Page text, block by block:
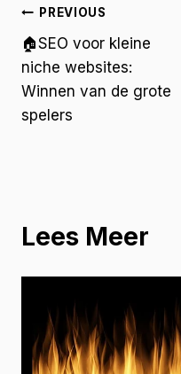
PREVIOUS
🏠SEO voor kleine
niche websites:
Winnen van de grote
spelers
Lees Meer